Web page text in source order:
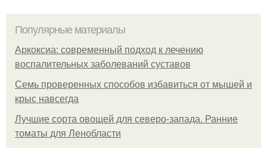
Популярные материалы
Аркоксиа: современный подход к лечению
воспалительных заболеваний суставов
Семь проверенных способов избавиться от мышей и
крыс навсегда
Лучшие сорта овощей для северо-запада. Ранние
томаты для Ленобласти